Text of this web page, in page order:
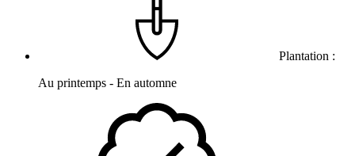
Plantation :
Au printemps - En automne